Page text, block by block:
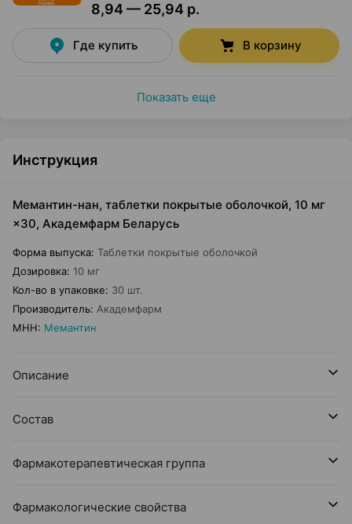
8,94 — 25,94 р.
Где купить В корзину
Показать еще
Инструкция
Мемантин-нан, таблетки покрытые оболочкой, 10 мг
×30, Академфарм Беларусь
Форма выпуска: Таблетки покрытые оболочкой
Дозировка: 10 мг
Кол-во в упаковке: 30 шт.
Производитель: Академфарм
МНН: Мемантин
Описание
Состав
Фармакотерапевтическая группа
Фармакологические свойства